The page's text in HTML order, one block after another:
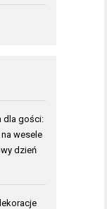
dla gości:
wesele
dzień